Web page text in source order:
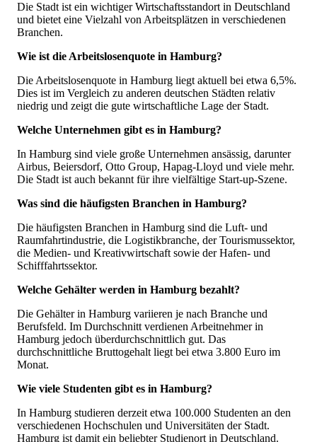
Die Stadt ist ein wichtiger Wirtschaftsstandort in Deutschland
und bietet eine Vielzahl von Arbeitsplätzen in verschiedenen
Branchen.
Wie ist die Arbeitslosenquote in Hamburg?
Die Arbeitslosenquote in Hamburg liegt aktuell bei etwa 6,5%.
Dies ist im Vergleich zu anderen deutschen Städten relativ
niedrig und zeigt die gute wirtschaftliche Lage der Stadt.
Welche Unternehmen gibt es in Hamburg?
In Hamburg sind viele große Unternehmen ansässig, darunter
Airbus, Beiersdorf, Otto Group, Hapag-Lloyd und viele mehr.
Die Stadt ist auch bekannt für ihre vielfältige Start-up-Szene.
Was sind die häufigsten Branchen in Hamburg?
Die häufigsten Branchen in Hamburg sind die Luft- und
Raumfahrtindustrie, die Logistikbranche, der Tourismussektor,
die Medien- und Kreativwirtschaft sowie der Hafen- und
Schifffahrtssektor.
Welche Gehälter werden in Hamburg bezahlt?
Die Gehälter in Hamburg variieren je nach Branche und
Berufsfeld. Im Durchschnitt verdienen Arbeitnehmer in
Hamburg jedoch überdurchschnittlich gut. Das
durchschnittliche Bruttogehalt liegt bei etwa 3.800 Euro im
Monat.
Wie viele Studenten gibt es in Hamburg?
In Hamburg studieren derzeit etwa 100.000 Studenten an den
verschiedenen Hochschulen und Universitäten der Stadt.
Hamburg ist damit ein beliebter Studienort in Deutschland.